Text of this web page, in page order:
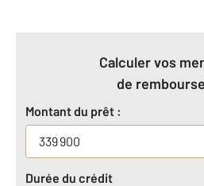
Calculer vos
de
Montant du prêt :
Durée du crédit